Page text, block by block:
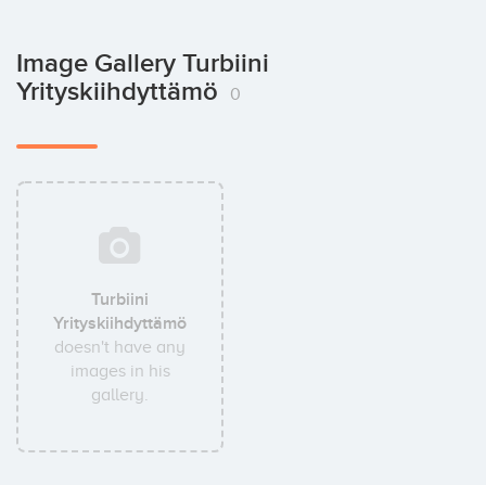
Image Gallery Turbiini
Yrityskiihdyttämö
0
Turbiini
Yrityskiihdyttämö
doesn't have any
images in his
gallery.